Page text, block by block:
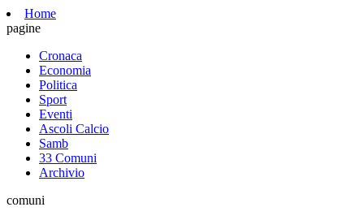
Home
pagine
Cronaca
Economia
Politica
Sport
Eventi
Ascoli Calcio
Samb
33 Comuni
Archivio
comuni